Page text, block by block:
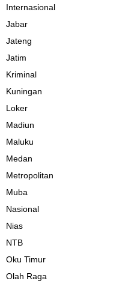
Internasional
Jabar
Jateng
Jatim
Kriminal
Kuningan
Loker
Madiun
Maluku
Medan
Metropolitan
Muba
Nasional
Nias
NTB
Oku Timur
Olah Raga